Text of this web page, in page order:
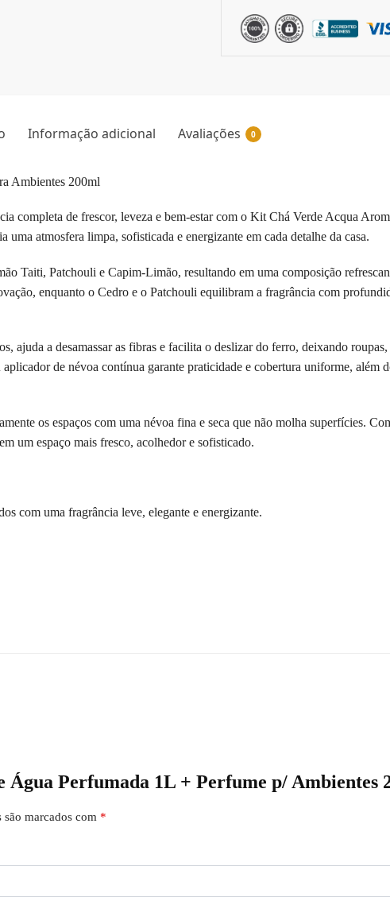
Informação adicional Avaliações 0
Ambientes 200ml
completa de frescor, leveza e bem-estar com o Kit Chá Verde Acqua
atmosfera limpa, sofisticada e energizante em cada detalhe da casa.
Taiti, Patchouli e Capim-Limão, resultando em uma composição
enquanto o Cedro e o Patchouli equilibram a fragrância com
ajuda a desamassar as fibras e facilita o deslizar do ferro, deixando
de névoa contínua garante praticidade e cobertura uniforme, além
os espaços com uma névoa fina e seca que não molha superfícies.
um espaço mais fresco, acolhedor e sofisticado.
com uma fragrância leve, elegante e energizante.
Perfumada 1L + Perfume p/ Ambientes
marcados com *